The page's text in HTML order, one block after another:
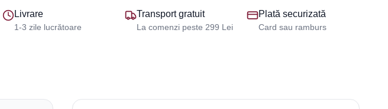
Livrare
1-3 zile lucrătoare
Transport gratuit
La comenzi peste 299 Lei
Plată securizată
Card sau ramburs